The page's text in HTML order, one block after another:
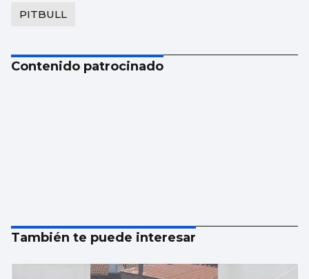
PITBULL
Contenido patrocinado
También te puede interesar